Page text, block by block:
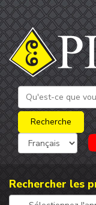
Rechercher les